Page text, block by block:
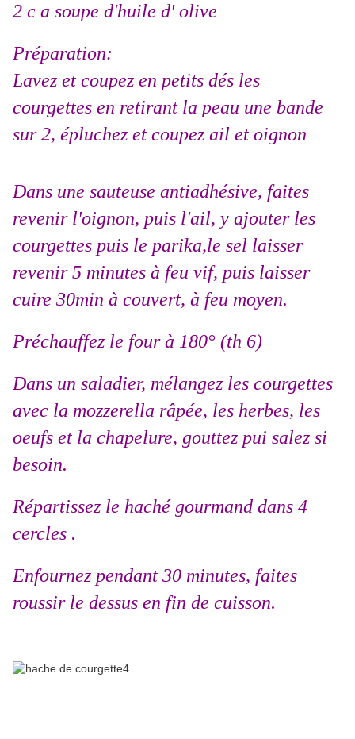
2 c a soupe d'huile d' olive
Préparation:
Lavez et coupez en petits dés les
courgettes en retirant la peau une bande
sur 2, épluchez et coupez ail et oignon
Dans une sauteuse antiadhésive, faites
revenir l'oignon, puis l'ail, y ajouter les
courgettes puis le parika,le sel laisser
revenir 5 minutes à feu vif, puis laisser
cuire 30min à couvert, à feu moyen.
Préchauffez le four à 180° (th 6)
Dans un saladier, mélangez les courgettes
avec la mozzerella râpée, les herbes, les
oeufs et la chapelure, gouttez pui salez si
besoin.
Répartissez le haché gourmand dans 4
cercles .
Enfournez pendant 30 minutes, faites
roussir le dessus en fin de cuisson.